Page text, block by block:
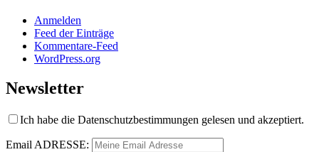
Anmelden
Feed der Einträge
Kommentare-Feed
WordPress.org
Newsletter
Ich habe die Datenschutzbestimmungen gelesen und akzeptiert.
Email ADRESSE: